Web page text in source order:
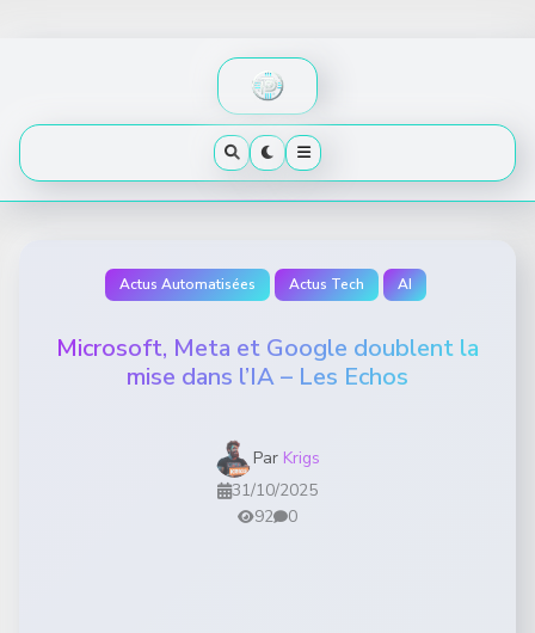
Actus Automatisées Actus Tech AI
Microsoft, Meta et Google doublent la
mise dans l’IA – Les Echos
Par Krigs
31/10/2025
92
0